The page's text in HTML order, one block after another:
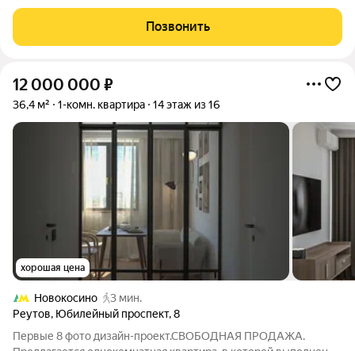
Комсомольская. Жилой квартал «ЭВО» от девелопера Dogma
место, где комфорт
Позвонить
12 000 000 ₽
36,4 м² 1-комн. квартира 14 этаж из 16
хорошая цена
Новокосино
3 мин.
Реутов, Юбилейный проспект,8
Первые 8 фото дизайн-проект.СВОБОДНАЯ ПРОДАЖА.